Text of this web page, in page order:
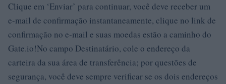
Clique em ‘Enviar’ para continuar, você deve receber um
e-mail de confirmação instantaneamente, clique no link de
confirmação no e-mail e suas moedas estão a caminho do
Gate.io!No campo Destinatário, cole o endereço da
carteira da sua área de transferência; por questões de
segurança, você deve sempre verificar se os dois endereços